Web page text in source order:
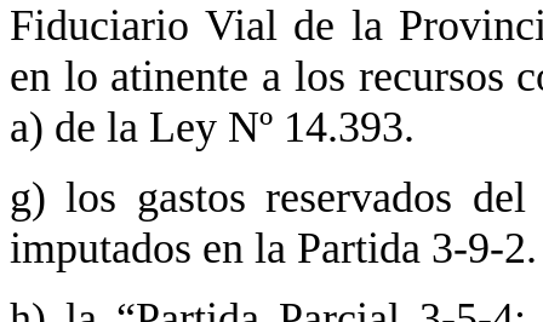
Fiduciario Vial de la
en lo atinente a los recursos
a) de la Ley Nº 14.393.
g) los gastos reservados
imputados en la Partida 3-9-2.